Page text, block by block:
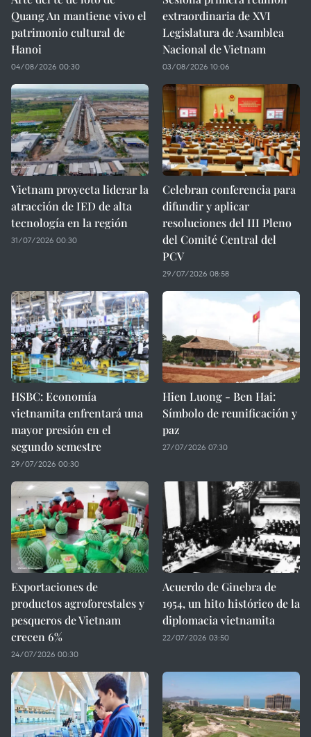
Quang An mantiene vivo el
patrimonio cultural de
Hanoi
04/08/2026 00:30
extraordinaria de XVI
Legislatura de Asamblea
Nacional de Vietnam
03/08/2026 10:06
Vietnam proyecta liderar la
atracción de IED de alta
tecnología en la región
31/07/2026 00:30
Celebran conferencia para
difundir y aplicar
resoluciones del III Pleno
del Comité Central del
PCV
29/07/2026 08:58
HSBC: Economía
vietnamita enfrentará una
mayor presión en el
segundo semestre
29/07/2026 00:30
Hien Luong - Ben Hai:
Símbolo de reunificación y
paz
27/07/2026 07:30
Exportaciones de
productos agroforestales y
pesqueros de Vietnam
crecen 6%
24/07/2026 00:30
Acuerdo de Ginebra de
1954, un hito histórico de la
diplomacia vietnamita
22/07/2026 03:50